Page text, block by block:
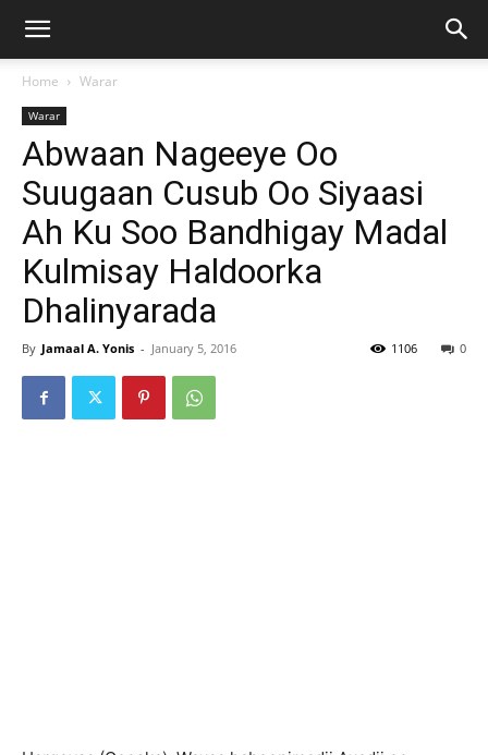
Home Warar
Warar
Abwaan Nageeye Oo
Suugaan Cusub Oo Siyaasi
Ah Ku Soo Bandhigay Madal
Kulmisay Haldoorka
Dhalinyarada
By Jamaal A. Yonis - January 5, 2016 0
1106